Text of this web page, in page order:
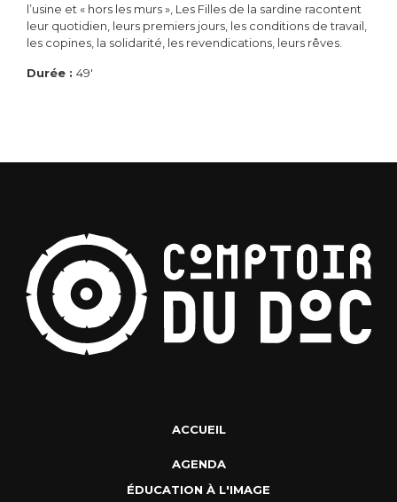
l’usine et « hors les murs », Les Filles de la sardine racontent
leur quotidien, leurs premiers jours, les conditions de travail,
les copines, la solidarité, les revendications, leurs rêves.
Durée : 49'
ACCUEIL
AGENDA
ÉDUCATION À L'IMAGE